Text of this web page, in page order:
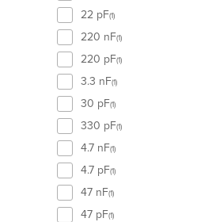
22 pF(1)
220 nF(1)
220 pF(1)
3.3 nF(1)
30 pF(1)
330 pF(1)
4.7 nF(1)
4.7 pF(1)
47 nF(1)
47 pF(1)